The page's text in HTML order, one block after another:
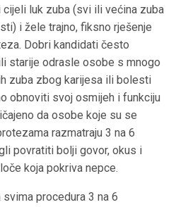
luk zuba (svi ili većina zuba
i žele trajno, fiksno rješenje
Dobri kandidati često
starije odrasle osobe s mnogo
zuba zbog karijesa ili bolesti
obnoviti svoj osmijeh i funkciju
da osobe koje su se
razmatraju 3 na 6
povratiti bolji govor, okus i
koja pokriva nepce.
procedura 3 na 6